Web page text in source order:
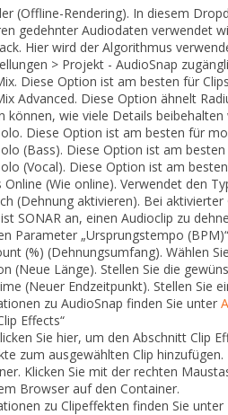
(Offline-Rendering). In diesem
gedehnter Audiodaten verwendet
Hier wird der Algorithmus
> Projekt - AudioSnap
Diese Option ist am besten für
Advanced. Diese Option ähnelt
können, wie viele Details beibehalten
Diese Option ist am besten für
(Bass). Diese Option ist am
(Vocal). Diese Option ist am
Online (Wie online). Verwendet den
(Dehnung aktivieren). Bei
SONAR an, einen Audioclip zu
Parameter „Ursprungstempo
(%) (Dehnungsumfang). Wählen
(Neue Länge). Stellen Sie die
(Neuer Endzeitpunkt). Stellen Sie
zu AudioSnap finden Sie unter
Effects“
Sie hier, um den Abschnitt Clip
zum ausgewählten Clip hinzufügen.
Klicken Sie mit der rechten
Browser auf den Container.
zu Clipeffekten finden Sie unter